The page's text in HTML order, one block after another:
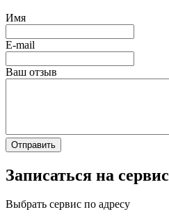
Имя
E-mail
Ваш отзыв
Записаться на сервис
Выбрать сервис по адресу